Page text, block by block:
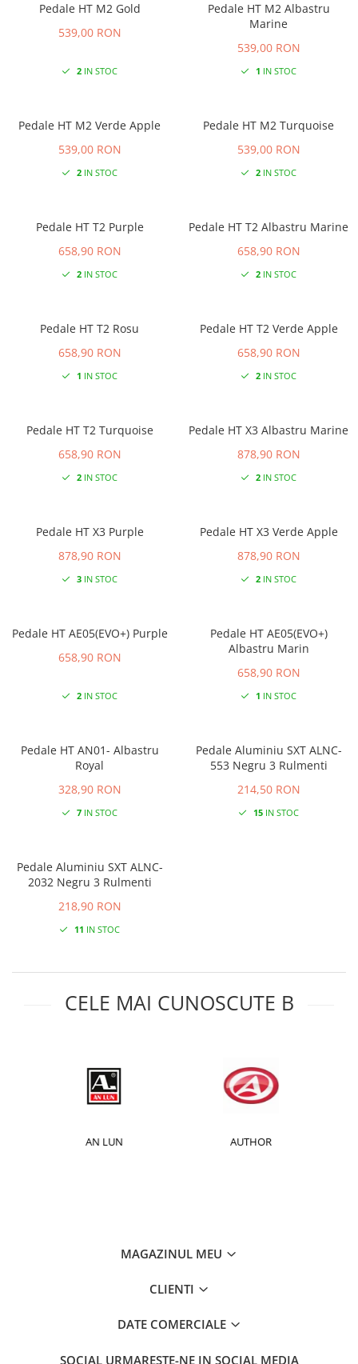
Pedale HT M2 Gold
539,00 RON
2IN STOC
Pedale HT M2 Albastru
Marine
539,00 RON
1 IN STOC
Pedale HT M2 Verde Apple
539,00 RON
2IN STOC
Pedale HT M2 Turquoise
539,00 RON
2IN STOC
Pedale HT T2 Purple
658,90 RON
2IN STOC
Pedale HT T2 Albastru Marine
658,90 RON
2IN STOC
Pedale HT T2 Rosu
658,90 RON
1 IN STOC
Pedale HT T2 Verde Apple
658,90 RON
2IN STOC
Pedale HT T2 Turquoise
658,90 RON
2IN STOC
Pedale HT X3 Albastru Marine
878,90 RON
2IN STOC
Pedale HT X3 Purple
878,90 RON
3IN STOC
Pedale HT X3 Verde Apple
878,90 RON
2IN STOC
Pedale HT AE05(EVO+) Purple
658,90 RON
2IN STOC
Pedale HT AE05(EVO+)
Albastru Marin
658,90 RON
1 IN STOC
Pedale HT AN01- Albastru
Royal
328,90 RON
7IN STOC
Pedale Aluminiu SXT ALNC-
553 Negru 3 Rulmenti
214,50 RON
15IN STOC
Pedale Aluminiu SXT ALNC-
2032 Negru 3 Rulmenti
218,90 RON
11 IN STOC
CELE MAI CUNOSCUTE B
AUTHOR BAFANG
MAGAZINUL MEU
CLIENTI
DATE COMERCIALE
SOCIAL URMARESTE-NE IN SOCIAL MEDIA